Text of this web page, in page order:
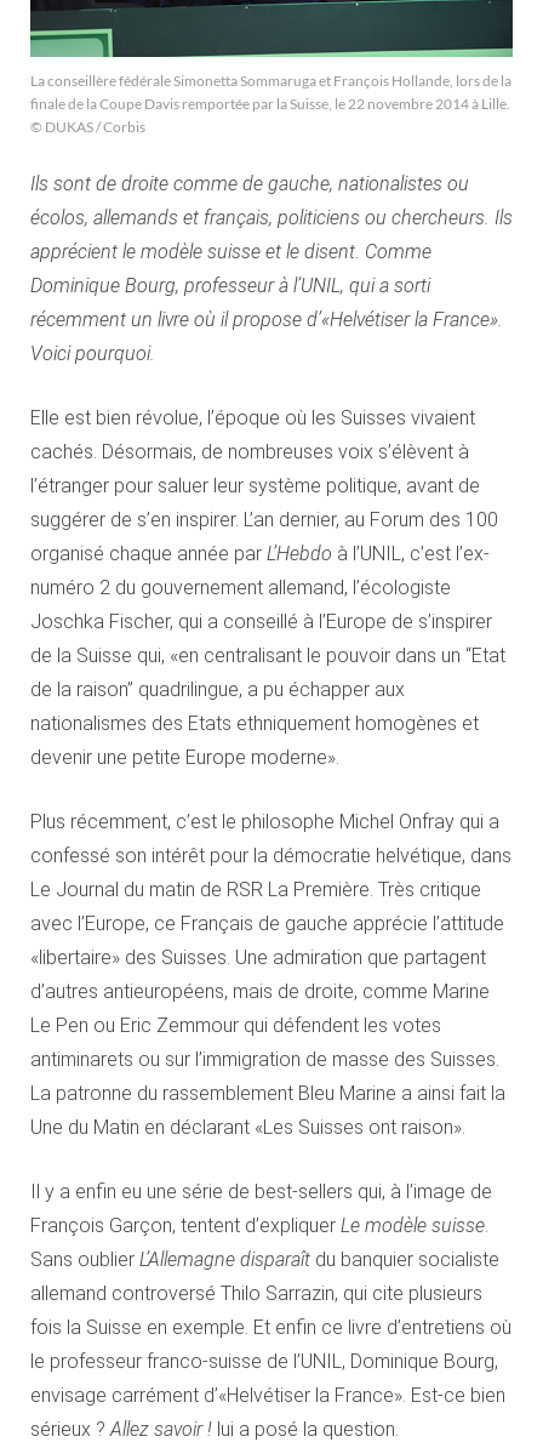
La conseillère fédérale Simonetta Sommaruga et François Hollande, lors de la
finale de la Coupe Davis remportée par la Suisse, le 22 novembre 2014 à Lille.
© DUKAS / Corbis
Ils sont de droite comme de gauche, nationalistes ou
écolos, allemands et français, politiciens ou chercheurs. Ils
apprécient le modèle suisse et le disent. Comme
Dominique Bourg, professeur à l’UNIL, qui a sorti
récemment un livre où il propose d’«Helvétiser la France».
Voici pourquoi.
Elle est bien révolue, l’époque où les Suisses vivaient
cachés. Désormais, de nombreuses voix s’élèvent à
l’étranger pour saluer leur système politique, avant de
suggérer de s’en inspirer. L’an dernier, au Forum des 100
organisé chaque année par L’Hebdo à l’UNIL, c’est l’ex-
numéro 2 du gouvernement allemand, l’écologiste
Joschka Fischer, qui a conseillé à l’Europe de s’inspirer
de la Suisse qui, «en centralisant le pouvoir dans un “Etat
de la raison” quadrilingue, a pu échapper aux
nationalismes des Etats ethniquement homogènes et
devenir une petite Europe moderne».
Plus récemment, c’est le philosophe Michel Onfray qui a
confessé son intérêt pour la démocratie helvétique, dans
Le Journal du matin de RSR La Première. Très critique
avec l’Europe, ce Français de gauche apprécie l’attitude
«libertaire» des Suisses. Une admiration que partagent
d’autres antieuropéens, mais de droite, comme Marine
Le Pen ou Eric Zemmour qui défendent les votes
antiminarets ou sur l’immigration de masse des Suisses.
La patronne du rassemblement Bleu Marine a ainsi fait la
Une du Matin en déclarant «Les Suisses ont raison».
Il y a enfin eu une série de best-sellers qui, à l’image de
François Garçon, tentent d’expliquer Le modèle suisse.
Sans oublier L’Allemagne disparaît du banquier socialiste
allemand controversé Thilo Sarrazin, qui cite plusieurs
fois la Suisse en exemple. Et enfin ce livre d’entretiens où
le professeur franco-suisse de l’UNIL, Dominique Bourg,
envisage carrément d’«Helvétiser la France». Est-ce bien
sérieux ?Allez savoir ! lui a posé la question.